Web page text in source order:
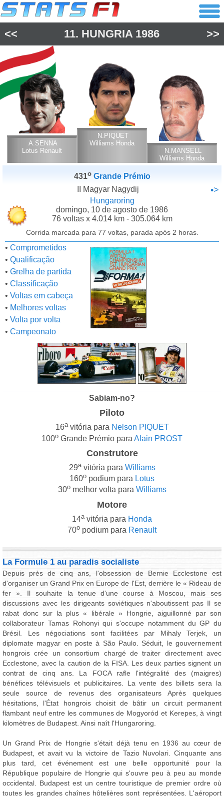
<< 11. HUNGRIA 1986 >>
A.SENNA
Lotus Renault
N.PIQUET
Williams Honda
N.MANSELL
Williams Honda
431o Grande Prémio
II Magyar Nagydij
•>
Hungaroring
domingo, 10 de agosto de 1986
76 voltas x 4.014 km - 305.064 km
Corrida marcada para 77 voltas, parada após 2 horas.
• Comprometidos
• Qualificação
• Grelha de partida
• Classificação
• Voltas em cabeça
• Melhores voltas
• Volta por volta
• Campeonato
Sabiam-no?
Piloto
16avitória para Nelson PIQUET
100o Grande Prémio para Alain PROST
Construtore
29avitória para Williams
160o podium para Lotus
30omelhor volta para Williams
Motore
14avitória para Honda
70o podium para Renault
La Formule 1 au paradis socialiste
Depuis près de cinq ans, l'obsession de Bernie Ecclestone est
d'organiser un Grand Prix en Europe de l'Est, derrière le « Rideau de
fer ». Il souhaite la tenue d'une course à Moscou, mais ses
discussions avec les dirigeants soviétiques n'aboutissent pas Il se
rabat donc sur la plus « libérale » Hongrie, aiguillonné par son
collaborateur Tamas Rohonyi qui s'occupe notamment du GP du
Brésil. Les négociations sont facilitées par Mihaly Terjek, un
diplomate magyar en poste à São Paulo. Séduit, le gouvernement
hongrois crée un consortium chargé de traiter directement avec
Ecclestone, avec la caution de la FISA. Les deux parties signent un
contrat de cinq ans. La FOCA rafle l'intégralité des (maigres)
bénéfices télévisuels et publicitaires. La vente des billets sera la
seule source de revenus des organisateurs Après quelques
hésitations, l'État hongrois choisit de bâtir un circuit permanent
flambant neuf entre les communes de Mogyoród et Kerepes, à vingt
kilomètres de Budapest. Ainsi naît l'Hungaroring.
Un Grand Prix de Hongrie s'était déjà tenu en 1936 au cœur de
Budapest, et avait vu la victoire de Tazio Nuvolari. Cinquante ans
plus tard, cet événement est une belle opportunité pour la
République populaire de Hongrie qui s'ouvre peu à peu au monde
occidental. Budapest est un centre touristique de premier ordre où
toutes les grandes chaînes hôtelières sont représentées. L'aéroport